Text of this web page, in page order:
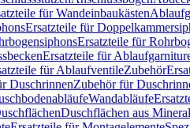
für Wandeinbaukästen
Ersatzteile für
Ersatzteile für
Ersatzteile für
für AblaufventileZubehör
DuschrinnenZubehör für
Wandabläufe
Duschflächen aus